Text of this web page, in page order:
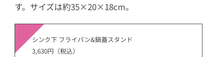
す。サイズは約35×20×18cm。
シンク下 フライパン&鍋蓋スタンド
3,630円（税込）